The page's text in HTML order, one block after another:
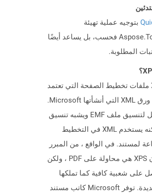
بتوجيه عملية تهيئة
Aspose.Total Cloud API فحسب، بل يساعد أيضًا
المطلوبة.
يمثل ملف XPS ملفات تخطيط الصفحة التي تعتمد
على مواصفات ورق XML التي أنشأتها Microsoft.
تم تطويره كبديل لتنسيق ملف EMF ويشبه تنسيق
ملف PDF ، ولكنه يستخدم XML في التخطيط
لمستند. في الواقع ، من المبرر
أكثر أن نقول إن XPS هي محاولة على PDF ، ولكن
على شعبية كافية كما تملكها
PDF لأسباب عديدة. توفر Microsoft كاتب مستند